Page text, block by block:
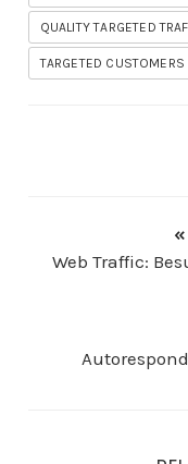
QUALITY TARGETED
TARGETED CUSTOMERS
Web Traffic: